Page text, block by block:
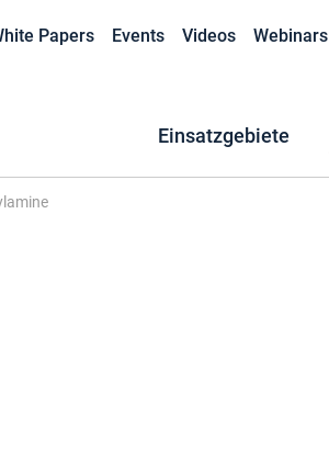
Papers Events Videos Webinars
Einsatzgebiete